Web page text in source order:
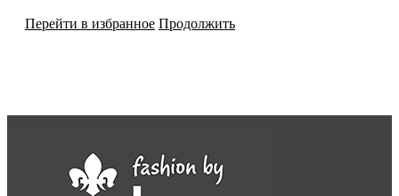
Перейти в избранное Продолжить